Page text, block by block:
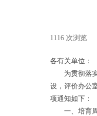
1116 次浏览
各有关单位：
为贯彻落实
设，评价办公
项通知如下：
一、培育周